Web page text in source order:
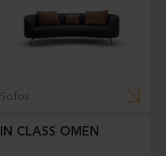
Sofos
IN CLASS OMEN